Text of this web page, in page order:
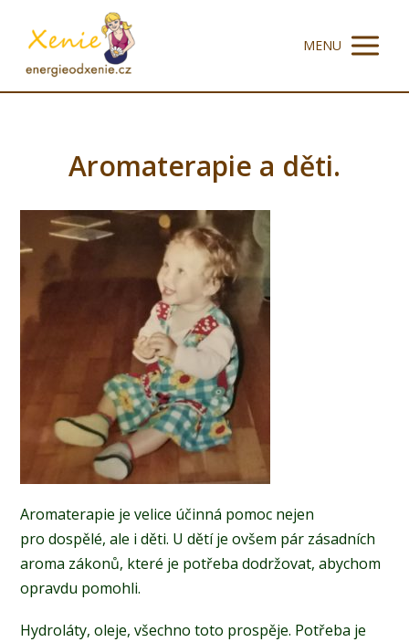
MENU
Aromaterapie a děti.
Aromaterapie je velice účinná pomoc nejen
pro dospělé, ale i děti. U dětí je ovšem pár zásadních
aroma zákonů, které je potřeba dodržovat, abychom
opravdu pomohli.
Hydroláty, oleje, všechno toto prospěje. Potřeba je